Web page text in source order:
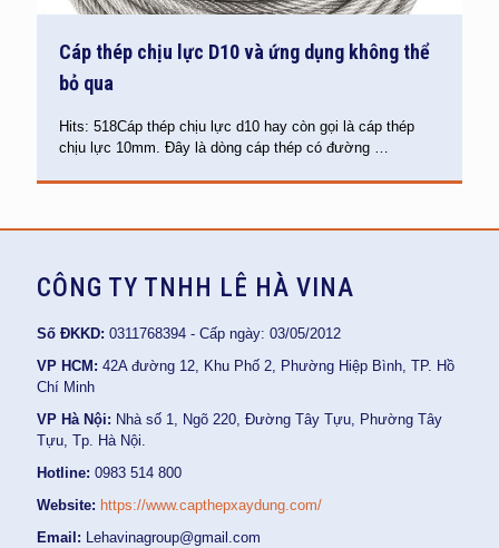
Cáp thép chịu lực D10 và ứng dụng không thể
bỏ qua
Hits: 518Cáp thép chịu lực d10 hay còn gọi là cáp thép
chịu lực 10mm. Đây là dòng cáp thép có đường …
CÔNG TY TNHH LÊ HÀ VINA
Số ĐKKD: 0311768394 - Cấp ngày: 03/05/2012
VP HCM: 42A đường 12, Khu Phố 2, Phường Hiệp Bình, TP. Hồ
Chí Minh
VP Hà Nội: Nhà số 1, Ngõ 220, Đường Tây Tựu, Phường Tây
Tựu, Tp. Hà Nội.
Hotline: 0983 514 800
Website: https://www.capthepxaydung.com/
Email: Lehavinagroup@gmail.com